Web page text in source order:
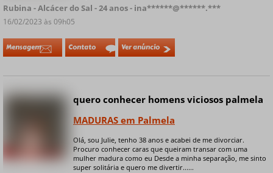
Rubina - Alcácer do Sal - 24 anos - ina******@******.***
16/02/2023 às 09h05
Mensagem Contato Ver anúncio
quero conhecer homens viciosos palmela
MADURAS em Palmela
Olá, sou Julie, tenho 38 anos e acabei de me divorciar.
Procuro conhecer caras que queiram transar com uma
mulher madura como eu Desde a minha separação, me sinto
super solitária e quero me divertir......